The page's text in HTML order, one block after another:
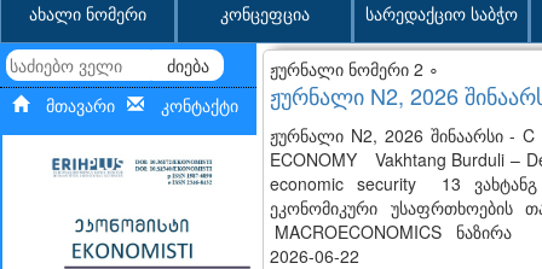
ახალი ნომერი კონცეფცია სარედაქციო საბჭო
ძიება
მთავარი კონტაქტი
ჟურნალი ნომერი 2 ∘
ჟურნალი N2, 2026
ჟურნალი N2, 2026 შინაარსი -
ECONOMY Vakhtang Burduli –
economic security 13
ეკონომიკური
MACROECONOMICS ნაზირა
2026-06-22